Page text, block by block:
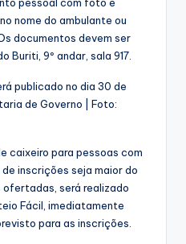
nome do ambulante ou
documentos devem ser
Buriti, 9º andar, sala 917.
publicado no dia 30 de
de Governo | Foto:
caixeiro para pessoas com
inscrições seja maior do
será realizado
Fácil, imediatamente
para as inscrições.